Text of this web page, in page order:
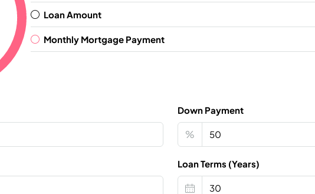
Loan Amount
Monthly Mortgage Payment
Down Payment
%
Loan Terms (Years)